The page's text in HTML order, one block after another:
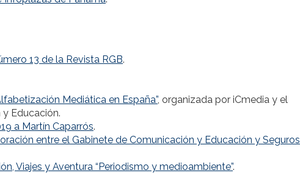
13 de la Revista RGB.
Mediática en España”, organizada por iCmedia y el
Educación.
a Martín Caparrós.
entre el Gabinete de Comunicación y Educación y Seguros
Viajes y Aventura “Periodismo y medioambiente”.